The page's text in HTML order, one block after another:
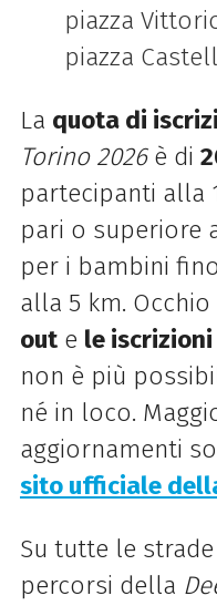
piazza
piazza
La quota di
Torino 2026è di
partecipanti alla
pari o superiore
per i bambini
alla 5 km. Occhio
oute le iscrizioni
non è più
né in loco.
aggiornamenti
sito ufficiale
Su tutte le
percorsi della